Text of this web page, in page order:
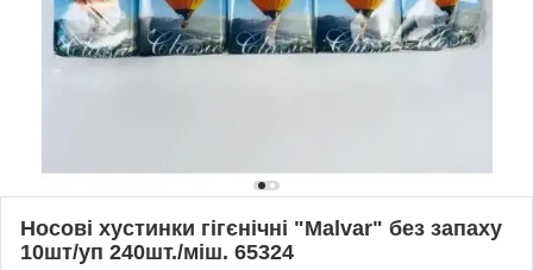
Носові хустинки гігєнічні "Malvar" без запаху
10шт/уп 240шт./міш. 65324